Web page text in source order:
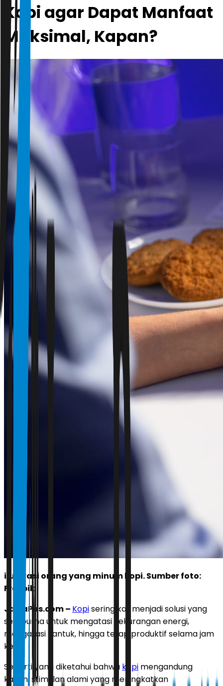
Kopi agar Dapat Manfaat
Maksimal, Kapan?
ilustrasi orang yang minum kopi. Sumber foto:
Freepik
JawaPos.com – Kopisering kali menjadi solusi yang
sempurna untuk mengatasi kekurangan energi,
mengatasi kantuk, hingga tetap produktif selama jam
kerja.
Seperti yang diketahui bahwa kopi mengandung
kafein, stimulan alami yang meningkatkan